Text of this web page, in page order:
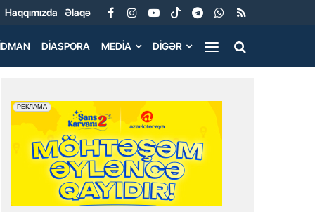
Haqqımızda Əlaqə
DIASPORA MEDIA DIGƏR